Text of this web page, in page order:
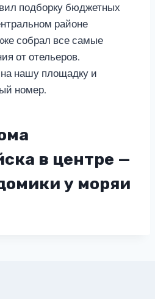
подборку бюджетных
районе
собрал все самые
от отельеров.
нашу площадку и
номер.
в центре —
у моряи